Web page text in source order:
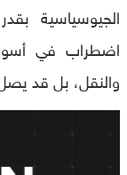
الجيوسياسية
اضطراب في
والنقل، بل قد